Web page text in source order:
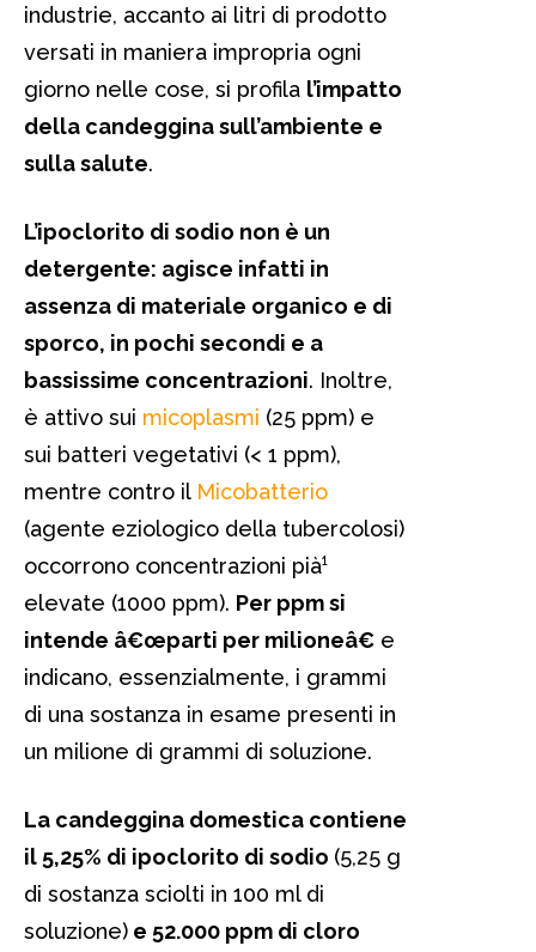
industrie, accanto ai litri di prodotto
versati in maniera impropria ogni
giorno nelle cose, si profila l’impatto
della candeggina sull’ambiente e
sulla salute.
L’ipoclorito di sodio non è un
detergente: agisce infatti in
assenza di materiale organico e di
sporco, in pochi secondi e a
bassissime concentrazioni. Inoltre,
è attivo sui micoplasmi (25 ppm) e
sui batteri vegetativi (< 1 ppm),
mentre contro il Micobatterio
(agente eziologico della tubercolosi)
occorrono concentrazioni pià¹
elevate (1000 ppm). Per ppm si
intende â€œparti per milioneâ€ e
indicano, essenzialmente, i grammi
di una sostanza in esame presenti in
un milione di grammi di soluzione.
La candeggina domestica contiene
il 5,25% di ipoclorito di sodio (5,25 g
di sostanza sciolti in 100 ml di
soluzione) e 52.000 ppm di cloro